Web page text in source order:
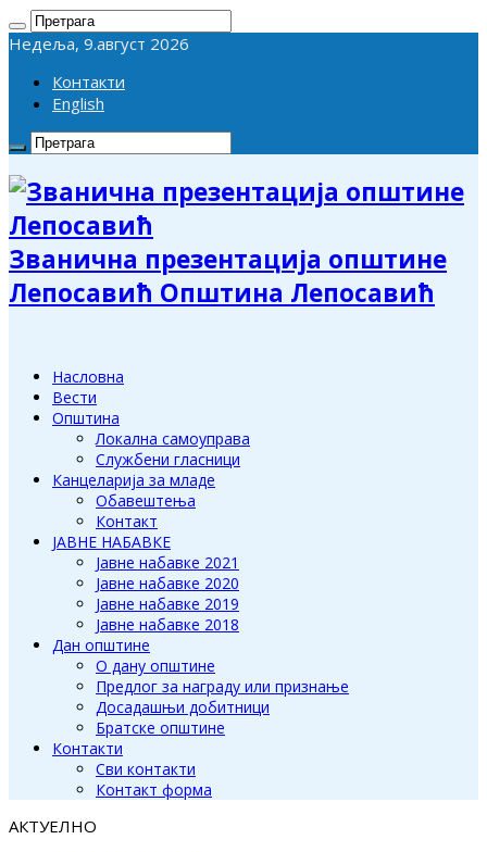
Недеља, 9.август 2026
Контакти
English
Званична презентација општине
Лепосавић Општина Лепосавић
Насловна
Вести
Општина
Локална самоуправа
Службени гласници
Канцеларија за младе
Обавештења
Контакт
ЈАВНЕ НАБАВКЕ
Јавне набавке 2021
Јавне набавке 2020
Јавне набавке 2019
Јавне набавке 2018
Дан општине
О дану општине
Предлог за награду или признање
Досадашњи добитници
Братске општине
Контакти
Сви контакти
Контакт форма
АКТУЕЛНО